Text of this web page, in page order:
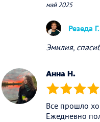
май 2025
Резеда Г.
Эмилия,
Анна Н.
(*) (*) (*) (*)
Все прошло
Ежедневно